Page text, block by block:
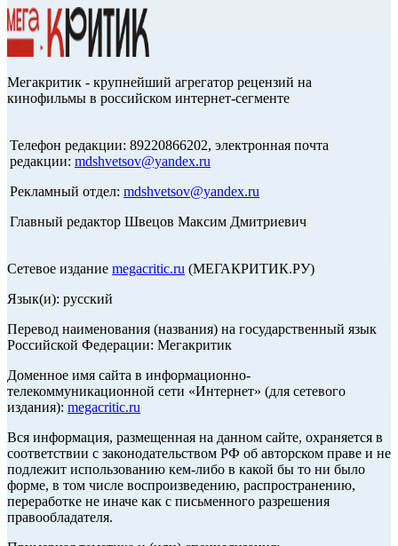
Мегакритик - крупнейший агрегатор рецензий на
кинофильмы в российском интернет-сегменте
Телефон редакции: 89220866202, электронная почта
редакции: mdshvetsov@yandex.ru
Рекламный отдел: mdshvetsov@yandex.ru
Главный редактор Швецов Максим Дмитриевич
Сетевое издание megacritic.ru (МЕГАКРИТИК.РУ)
Язык(и): русский
Перевод наименования (названия) на государственный язык
Российской Федерации: Мегакритик
Доменное имя сайта в информационно-
телекоммуникационной сети «Интернет» (для сетевого
издания): megacritic.ru
Вся информация, размещенная на данном сайте, охраняется в
соответствии с законодательством РФ об авторском праве и не
подлежит использованию кем-либо в какой бы то ни было
форме, в том числе воспроизведению, распространению,
переработке не иначе как с письменного разрешения
правообладателя.